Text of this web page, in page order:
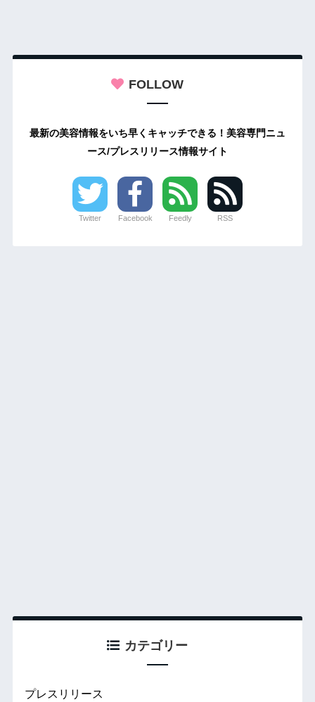
FOLLOW
最新の美容情報をいち早くキャッチできる！美容専門ニュ
ース/プレスリリース情報サイト
Twitter Facebook Feedly RSS
カテゴリー
プレスリリース